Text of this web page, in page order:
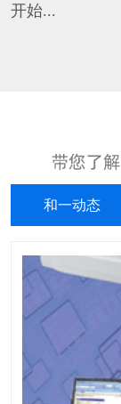
开始...
和一动态